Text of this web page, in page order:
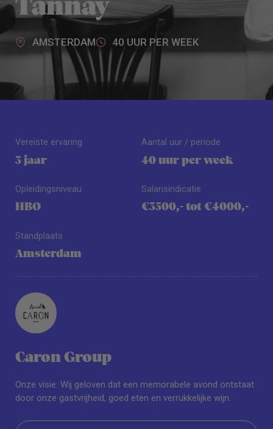
Tannay
AMSTERDAM 40 UUR PER WEEK
Vereiste ervaring
3 jaar
Opleidingsniveau
HBO
Standplaats
Amsterdam
Aantal uur / periode
40 uur per week
Salarisindicatie
€3500,- tot €4000,-
Caron Group
Onze visie: Wij geloven dat een memorabele avond ontstaat
door onze gastvrijheid, goed eten en verrukkelijke wijn.